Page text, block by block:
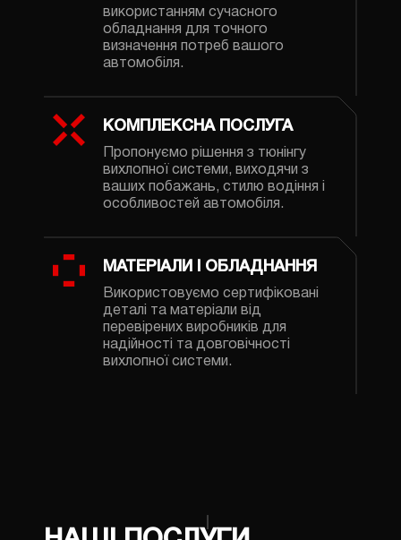
використанням сучасного
обладнання для точного
визначення потреб вашого
автомобіля.
КОМПЛЕКСНА ПОСЛУГА
Пропонуємо рішення з тюнінгу
вихлопної системи, виходячи з
ваших побажань, стилю водіння і
особливостей автомобіля.
МАТЕРІАЛИ І ОБЛАДНАННЯ
Використовуємо сертифіковані
деталі та матеріали від
перевірених виробників для
надійності та довговічності
вихлопної системи.